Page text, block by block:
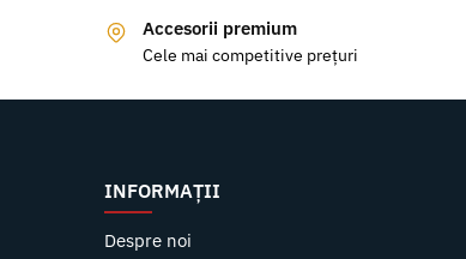
Accesorii premium
Cele mai competitive prețuri
INFORMAȚII
Despre noi